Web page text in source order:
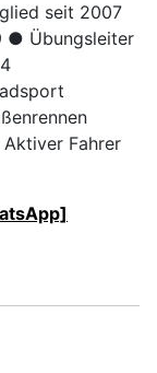
seit 2007
● Übungsleiter
Fahrer